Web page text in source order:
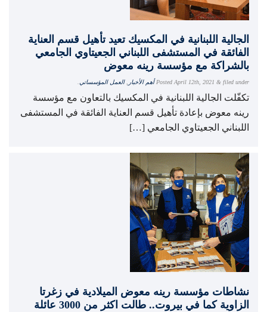
الجالية اللبنانية في المكسيك تعيد تأهيل قسم العناية
الفائقة في المستشفى اللبناني الجعيتاوي الجامعي
بالشراكة مع مؤسسة رينه معوض
PostedApril 12th, 2021 & filed under أهم الأخبار ,العمل المؤسساتي.
تكفّلت الجالية اللبنانية في المكسيك بالتعاون مع مؤسسة
رينه معوض بإعادة تأهيل قسم العناية الفائقة في المستشفى
اللبناني الجعيتاوي الجامعي […]
نشاطات مؤسسة رينه معوض الميلادية في زغرتا
الزاوية كما في بيروت.. طالت اكثر من 3000 عائلة